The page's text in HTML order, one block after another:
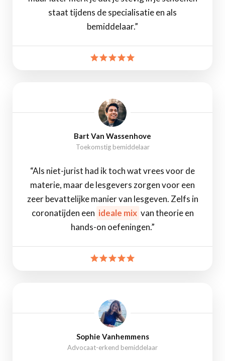
staat tijdens de specialisatie en als
bemiddelaar.”
Bart Van Wassenhove
Toekomstig bemiddelaar
“Als niet-jurist had ik toch wat vrees voor de
materie, maar de lesgevers zorgen voor een
zeer bevattelijke manier van lesgeven. Zelfs in
coronatijden een ideale mix van theorie en
hands-on oefeningen.”
Sophie Vanhemmens
Advocaat-erkend bemiddelaar